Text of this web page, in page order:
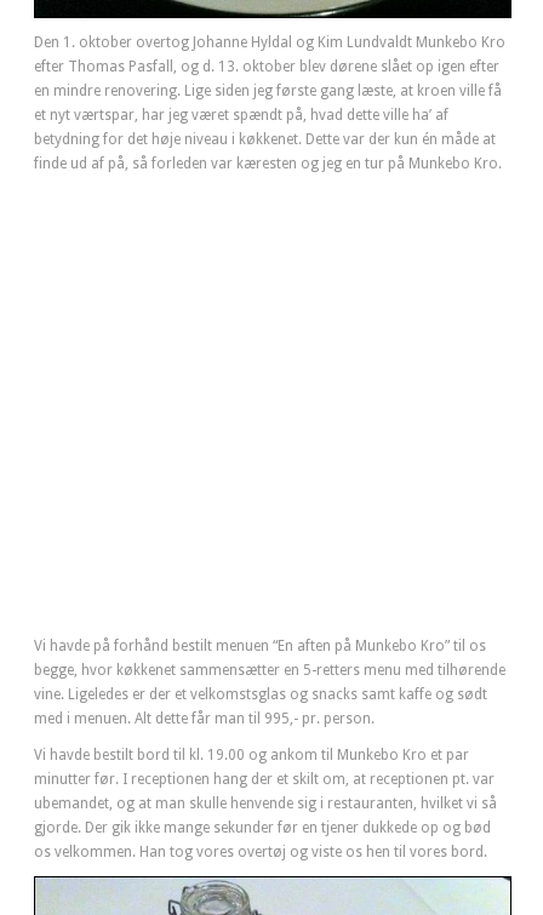
Den 1. oktober overtog Johanne Hyldal og Kim Lundvaldt Munkebo Kro
efter Thomas Pasfall, og d. 13. oktober blev dørene slået op igen efter
en mindre renovering. Lige siden jeg første gang læste, at kroen ville få
et nyt værtspar, har jeg været spændt på, hvad dette ville ha’ af
betydning for det høje niveau i køkkenet. Dette var der kun én måde at
finde ud af på, så forleden var kæresten og jeg en tur på Munkebo Kro.
Vi havde på forhånd bestilt menuen “En aften på Munkebo Kro” til os
begge, hvor køkkenet sammensætter en 5-retters menu med tilhørende
vine. Ligeledes er der et velkomstsglas og snacks samt kaffe og sødt
med i menuen. Alt dette får man til 995,- pr. person.
Vi havde bestilt bord til kl. 19.00 og ankom til Munkebo Kro et par
minutter før. I receptionen hang der et skilt om, at receptionen pt. var
ubemandet, og at man skulle henvende sig i restauranten, hvilket vi så
gjorde. Der gik ikke mange sekunder før en tjener dukkede op og bød
os velkommen. Han tog vores overtøj og viste os hen til vores bord.